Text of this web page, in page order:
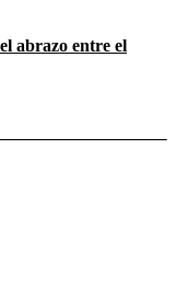
abrazo entre el